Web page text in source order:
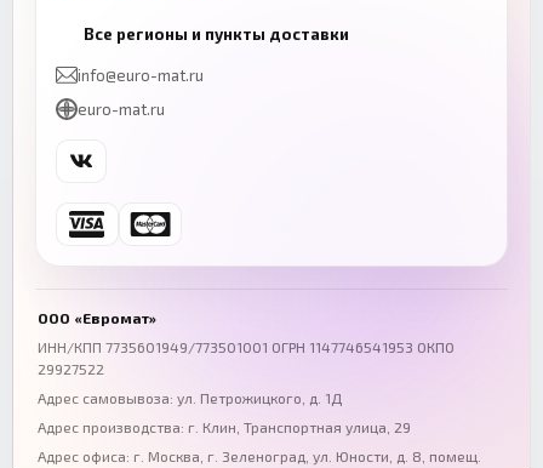
+7 (843) 206-01-30
Челябинск
+7 (343) 300-99-67
Ростов-на-Дону
+7 (863) 333-50-75
Волгоград
+7 (844) 261-36-12
Омск
Все регионы и пункты доставки
info@euro-mat.ru
euro-mat.ru
ООО «Евромат»
ИНН/КПП 7735601949/773501001 ОГРН 1147746541953 ОКПО
29927522
Адрес самовывоза: ул. Петрожицкого, д. 1Д
Адрес производства: г. Клин, Транспортная улица, 29
Адрес офиса: г. Москва, г. Зеленоград ул. Юности, д. 8, помещ.